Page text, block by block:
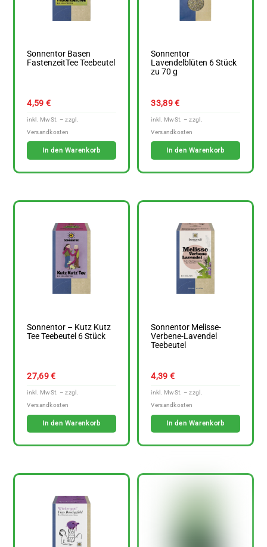
Sonnentor Basen
FastenzeitTee Teebeutel
4,59 €
In den Warenkorb
Sonnentor
Lavendelblüten 6 Stück
zu 70 g
33,89€
In den Warenkorb
Sonnentor – Kutz Kutz
Tee Teebeutel 6 Stück
27,69€
In den Warenkorb
Sonnentor Melisse-
Verbene-Lavendel
Teebeutel
4,39 €
In den Warenkorb